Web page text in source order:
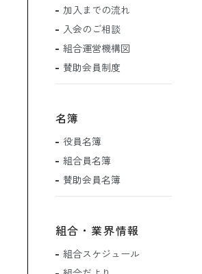
加入までの流れ
入会のご相談
組合運営機構図
賛助会員制度
名簿
役員名簿
組合員名簿
賛助会員名簿
組合・業界情報
組合スケジュール